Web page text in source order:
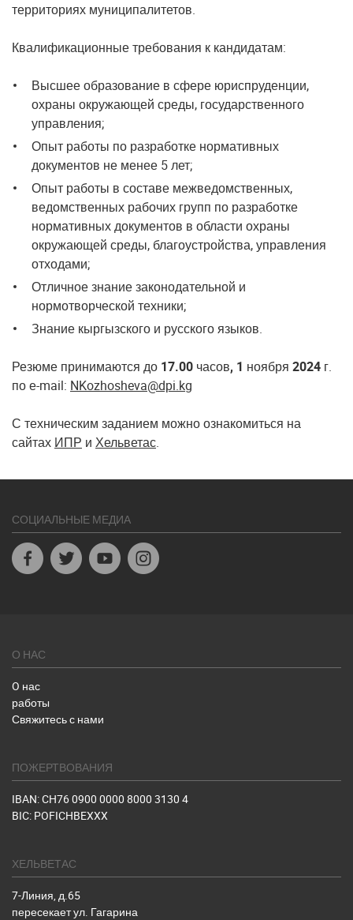
территориях муниципалитетов.
Квалификационные требования к кандидатам:
Высшее образование в сфере юриспруденции,
охраны окружающей среды, государственного
управления;
Опыт работы по разработке нормативных
документов не менее 5 лет;
Опыт работы в составе межведомственных,
ведомственных рабочих групп по разработке
нормативных документов в области охраны
окружающей среды, благоустройства, управления
отходами;
Отличное знание законодательной и
нормотворческой техники;
Знание кыргызского и русского языков.
Резюме принимаются до 17.00 часов, 1 ноября 2024 г.
по е-mail: NKozhosheva@dpi.kg
С техническим заданием можно ознакомиться на
сайтах ИПР и Хельветас.
СОЦИАЛЬНЫЕ МЕДИА
FacebookTwitter Youtube
О НАС
O нас
работы
Свяжитесь с нами
ПОЖЕРТВОВАНИЯ
IBAN: CH76 0900 0000 8000 3130 4
BIC: POFICHBEXXX
ХЕЛЬВЕТАС
7-Линия, д.65
пересекает ул. Гагарина